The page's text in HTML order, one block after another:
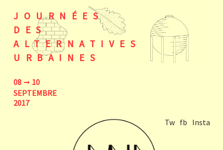
08
10
SEPTEMBRE
2017
JOURNÉES
DES
ALTERNATIVES
URBAINES
Tw fb Insta